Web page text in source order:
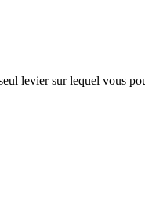
levier sur lequel vous